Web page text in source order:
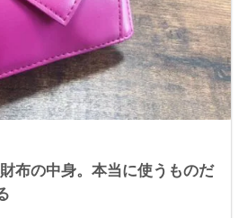
布の中身。本当に使うものだ